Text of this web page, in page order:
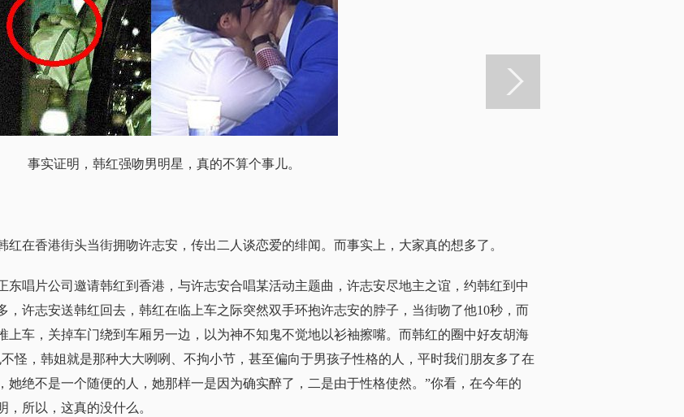
事实证明，韩红强吻男明星，真的不算个事儿。
在香港街头当街拥吻许志安，传出二人谈恋爱的绯闻。而事实上，大家真的想多了。
唱片公司邀请韩红到香港，与许志安合唱某活动主题曲，许志安尽地主之谊，约韩红到中
许志安送韩红回去，韩红在临上车之际突然双手环抱许志安的脖子，当街吻了他10秒，而
上车，关掉车门绕到车厢另一边，以为神不知鬼不觉地以衫袖擦嘴。而韩红的圈中好友胡海
怪，韩姐就是那种大大咧咧、不拘小节，甚至偏向于男孩子性格的人，平时我们朋友多了在
绝不是一个随便的人，她那样一是因为确实醉了，二是由于性格使然。”你看，在今年的
，所以，这真的没什么。